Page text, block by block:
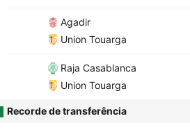
Agadir
Union Touarga
Raja Casablanca
Union Touarga
Recorde de transferência